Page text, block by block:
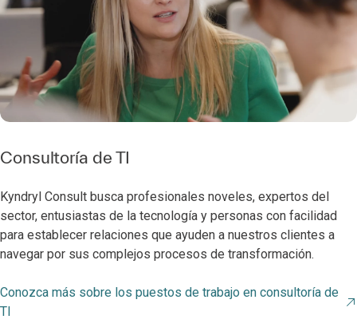
Consultoría de TI
Kyndryl Consult busca profesionales noveles, expertos del
sector, entusiastas de la tecnología y personas con facilidad
para establecer relaciones que ayuden a nuestros clientes a
navegar por sus complejos procesos de transformación.
Conozca más sobre los puestos de trabajo en consultoría de
TI